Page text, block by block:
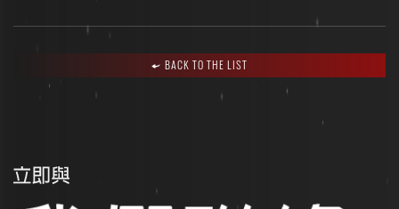
BACK TO THE LIST